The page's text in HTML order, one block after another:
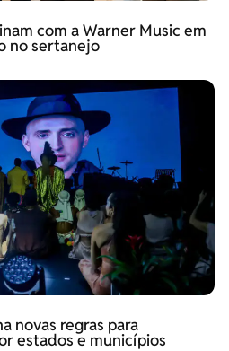
com a Warner Music em
no sertanejo
novas regras para
estados e municípios